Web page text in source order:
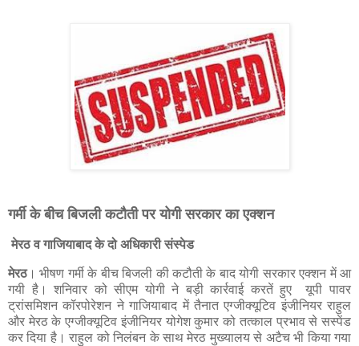
गर्मी के बीच बिजली कटौती पर योगी सरकार का एक्शन
मेरठ व गाजियाबाद के दो अधिकारी संस्पेड
मेरठ। भीषण गर्मी के बीच बिजली की कटौती के बाद योगी सरकार एक्शन में आ
गयी है। शनिवार को सीएम योगी ने बड़ी कार्रवाई करतें हुए यूपी पावर
ट्रांसमिशन कॉरपोरेशन ने गाजियाबाद में तैनात एग्जीक्यूटिव इंजीनियर राहुल
और मेरठ के एग्जीक्यूटिव इंजीनियर योगेश कुमार को तत्काल प्रभाव से सस्पेंड
कर दिया है। राहुल को निलंबन के साथ मेरठ मुख्यालय से अटैच भी किया गया